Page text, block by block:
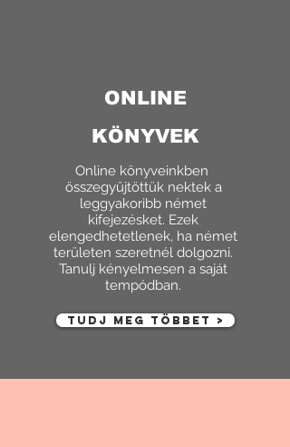
ONLINE
KÖNYVEK
Online könyveinkben
összegyűjtöttük nektek a
leggyakoribb német
kifejezésket. Ezek
elengedhetetlenek, ha német
területen szeretnél dolgozni.
Tanulj kényelmesen a saját
tempódban.
TUDJ MEG TÖBBET >